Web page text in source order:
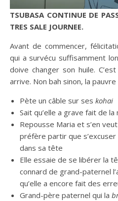
TSUBASA CONTINUE DE
TRES SALE JOURNEE.
Avant de commencer,
qui a survécu suffisamment
doive changer son huile.
arrive. Non bah sinon, la pauvre
Pète un câble sur ses kohai
Sait qu’elle a grave fait de
Repousse Maria et s’en
préfère partir que
dans sa tête
Elle essaie de se libérer la
connard de grand-paternel
qu’elle a encore fait des
Grand-père paternel qui la